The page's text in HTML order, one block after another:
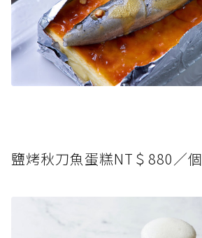
鹽烤秋刀魚蛋糕NT＄880／個